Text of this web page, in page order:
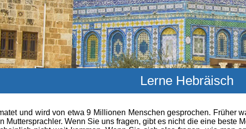
Lerne Hebräisch
und wird von etwa 9 Millionen Menschen gesprochen. Früher
Muttersprachler. Wenn Sie uns fragen, gibt es nicht die eine beste